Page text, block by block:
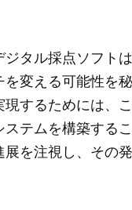
タル採点ソフト
変える可能性を
するためには、
テムを構築する
を注視し、その